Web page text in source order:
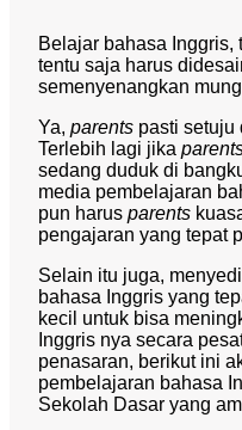
Belajar bahasa Inggris,
tentu saja harus
semenyenangkan
Ya, parents pasti setuju
Terlebih lagi jika
sedang duduk di
media pembelajaran
pun harus parents
pengajaran yang tepat
Selain itu juga,
bahasa Inggris yang
kecil untuk bisa
Inggris nya secara
penasaran, berikut ini
pembelajaran bahasa
Sekolah Dasar yang